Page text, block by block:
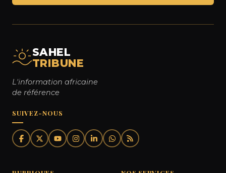
SAHEL
TRIBUNE
L'information africaine
de référence
SUIVEZ-NOUS